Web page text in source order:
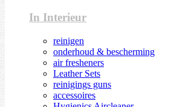
In Interieur
reinigen
onderhoud & bescherming
air fresheners
Leather Sets
reinigings guns
accessoires